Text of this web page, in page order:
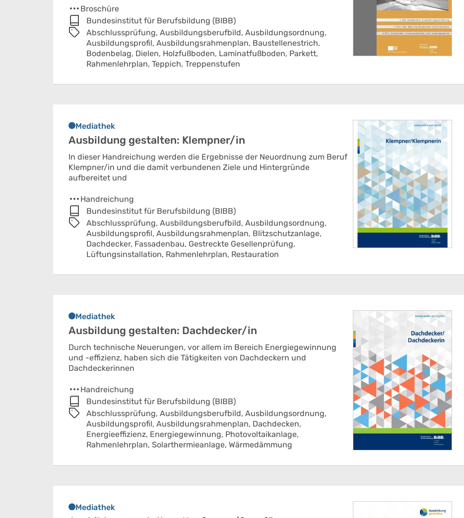
Broschüre
Bundesinstitut für Berufsbildung (BIBB)
Abschlussprüfung, Ausbildungsberufbild, Ausbildungsordnung,
Ausbildungsprofil, Ausbildungsrahmenplan, Baustellenestrich,
Bodenbelag, Dielen, Holzfußboden, Laminatfußboden, Parkett,
Rahmenlehrplan, Teppich, Treppenstufen
Mediathek
Ausbildung gestalten: Klempner/in
In dieser Handreichung werden die Ergebnisse der Neuordnung zum Beruf
Klempner/in und die damit verbundenen Ziele und Hintergründe
aufbereitet und
Handreichung
Bundesinstitut für Berufsbildung (BIBB)
Abschlussprüfung, Ausbildungsberufbild, Ausbildungsordnung,
Ausbildungsprofil, Ausbildungsrahmenplan, Blitzschutzanlage,
Dachdecker, Fassadenbau, Gestreckte Gesellenprüfung,
Lüftungsinstallation, Rahmenlehrplan, Restauration
Mediathek
Ausbildung gestalten: Dachdecker/in
Durch technische Neuerungen, vor allem im Bereich Energiegewinnung
und -effizienz, haben sich die Tätigkeiten von Dachdeckern und
Dachdeckerinnen
Handreichung
Bundesinstitut für Berufsbildung (BIBB)
Abschlussprüfung, Ausbildungsberufbild, Ausbildungsordnung,
Ausbildungsprofil, Ausbildungsrahmenplan, Dachdecken,
Energieeffizienz, Energiegewinnung, Photovoltaikanlage,
Rahmenlehrplan, Solarthermieanlage, Wärmedämmung
Mediathek